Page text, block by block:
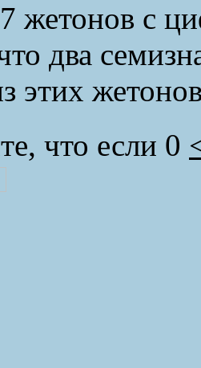
жетонов с
два
этих
что если 0